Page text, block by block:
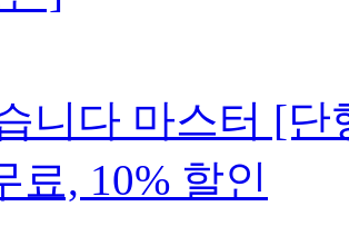
니다 마스터 [단
료, 10% 할인